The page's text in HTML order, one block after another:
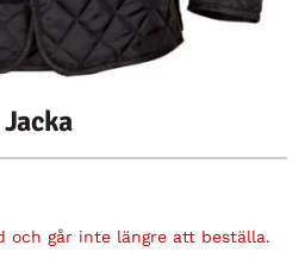
och går inte längre att beställa.